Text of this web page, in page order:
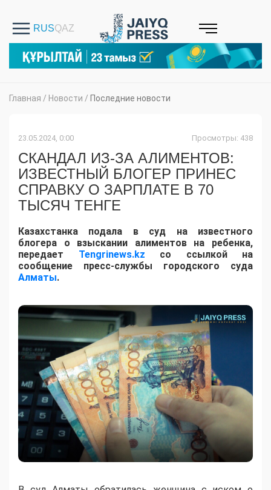
Главная / Новости / Последние новости
23.05.2024, 0:00 Просмотры: 438
СКАНДАЛ ИЗ-ЗА АЛИМЕНТОВ:
ИЗВЕСТНЫЙ БЛОГЕР ПРИНЕС
СПРАВКУ О ЗАРПЛАТЕ В 70
ТЫСЯЧ ТЕНГЕ
Казахстанка подала в суд на известного
блогера о взыскании алиментов на ребенка,
передает Tengrinews.kz со ссылкой на
сообщение пресс-службы городского суда
Алматы.